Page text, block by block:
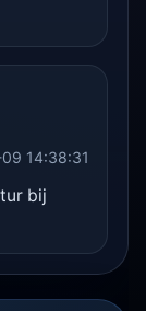
14:38:31
bij